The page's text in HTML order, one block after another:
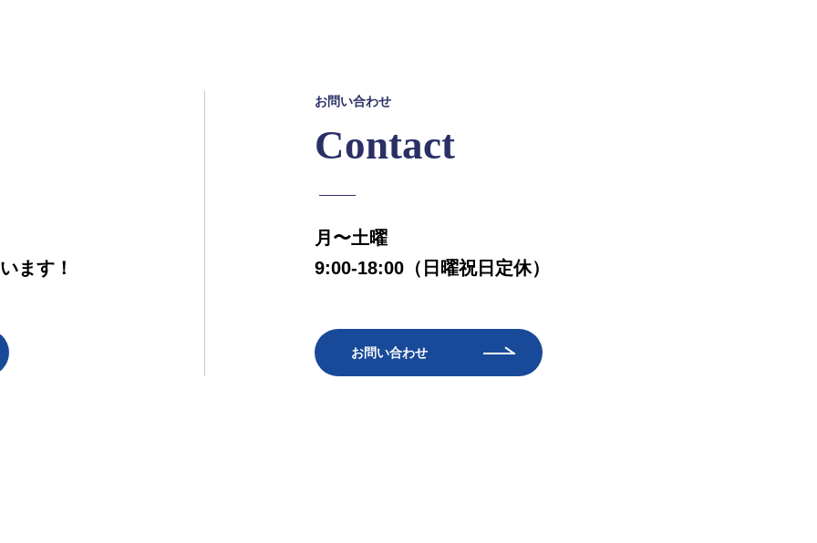
ます！
お問い合わせ
Contact
月〜土曜
9:00-18:00（日曜祝日定休）
お問い合わせ